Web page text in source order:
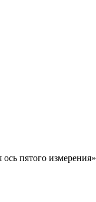
пятого измерения»